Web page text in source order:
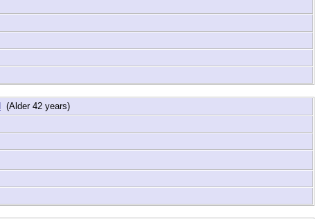
(Alder 42 years)